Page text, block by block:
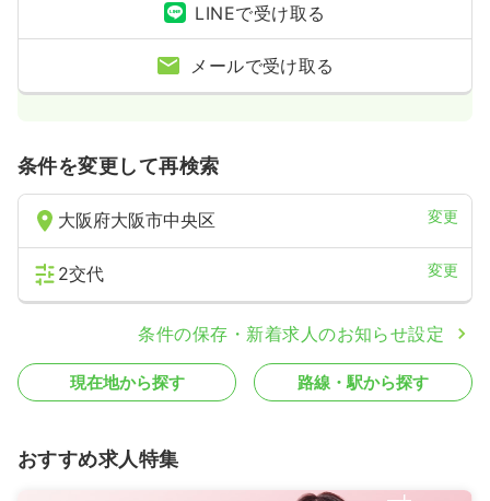
LINEで受け取る
メールで受け取る
条件を変更して再検索
大阪府大阪市中央区 変更
2交代 変更
条件の保存・新着求人のお知らせ設定
現在地から探す 路線・駅から探す
おすすめ求人特集